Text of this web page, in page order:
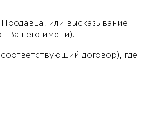
или высказывание
Вашего имени).
договор), где